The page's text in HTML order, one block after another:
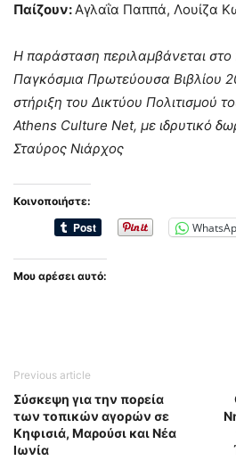
Παίζουν:Aγλαΐα Παππά, Λουίζα
H παράσταση περιλαμβάνεται
Παγκόσμια Πρωτεύουσα Βιβλίου
στήριξη του Δικτύου Πολιτισμού
Athens Culture Net, με ιδρυτικό
Σταύρος Νιάρχος
Κοινοποιήστε:
Μου αρέσει αυτό:
Previous article
Σύσκεψη για την πορεία
των τοπικών αγορών σε
Κηφισιά, Μαρούσι και Νέα
Ιωνία